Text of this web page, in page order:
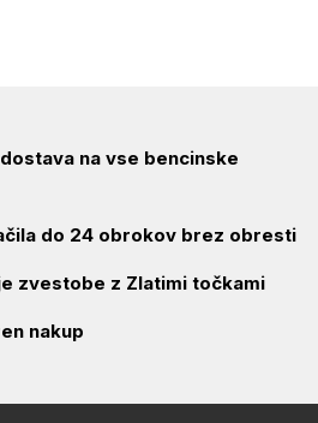
na vse bencinske
do 24 obrokov brez obresti
zvestobe z Zlatimi točkami
nakup